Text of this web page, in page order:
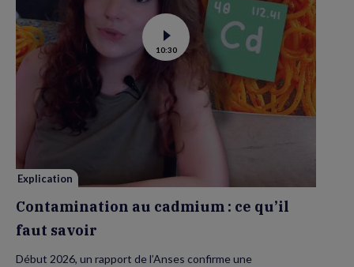
Voir
la
vidéo
Contamination
au
cadmium :
ce
savoir
10:30
Explication
Contamination au cadmium : ce qu’il
faut savoir
Début 2026, un rapport de l’Anses confirme une